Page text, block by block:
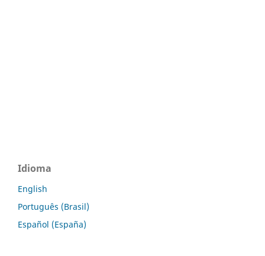
Idioma
English
Português (Brasil)
Español (España)